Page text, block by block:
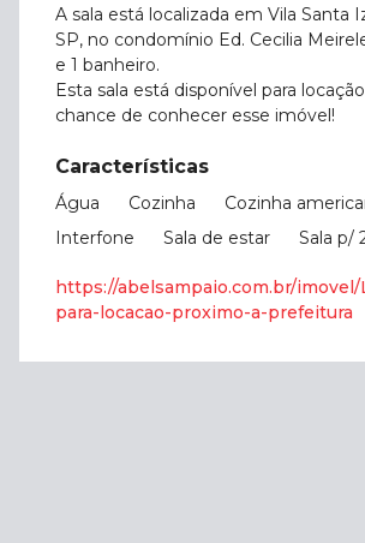
A sala está localizada em Vila Santa
SP, no condomínio Ed. Cecilia
e 1 banheiro.
Esta sala está disponível para
chance de conhecer esse imóvel!
Características
Água Cozinha
Cozinha
Interfone
Sala de estar Sala p/
https://abelsampaio.com.br/imovel/
para-locacao-proximo-a-prefeitura